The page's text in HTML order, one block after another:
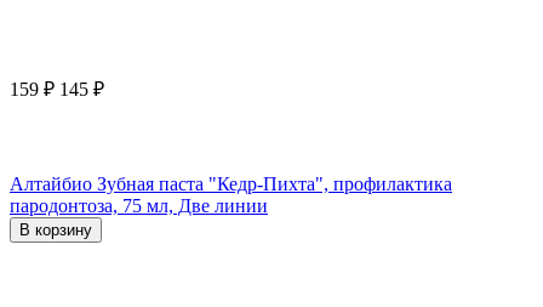
159 ₽ 145 ₽
Алтайбио Зубная паста "Кедр-Пихта", профилактика
пародонтоза, 75 мл, Две линии
В корзину